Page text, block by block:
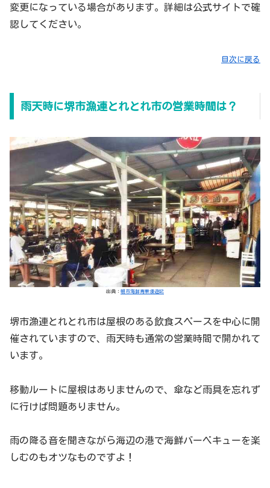
変更になっている場合があります。詳細は公式サイトで確
認してください。
目次に戻る
雨天時に堺市漁連とれとれ市の営業時間は？
出典： 朝市海鮮青果漫遊記
堺市漁連とれとれ市は屋根のある飲食スペースを中心に開
催されていますので、雨天時も通常の営業時間で開かれて
います。
移動ルートに屋根はありませんので、傘など雨具を忘れず
に行けば問題ありません。
雨の降る音を聞きながら海辺の港で海鮮バーベキューを楽
しむのもオツなものですよ！